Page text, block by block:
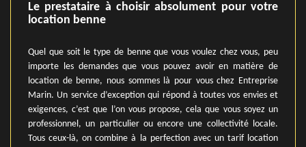
Le prestataire à choisir absolument pour votre
location benne
Quel que soit le type de benne que vous voulez chez vous, peu
importe les demandes que vous pouvez avoir en matière de
location de benne, nous sommes là pour vous chez Entreprise
Marin. Un service d’exception qui répond à toutes vos envies et
exigences, c’est que l’on vous propose, cela que vous soyez un
professionnel, un particulier ou encore une collectivité locale.
Tous ceux-là, on combine à la perfection avec un tarif location